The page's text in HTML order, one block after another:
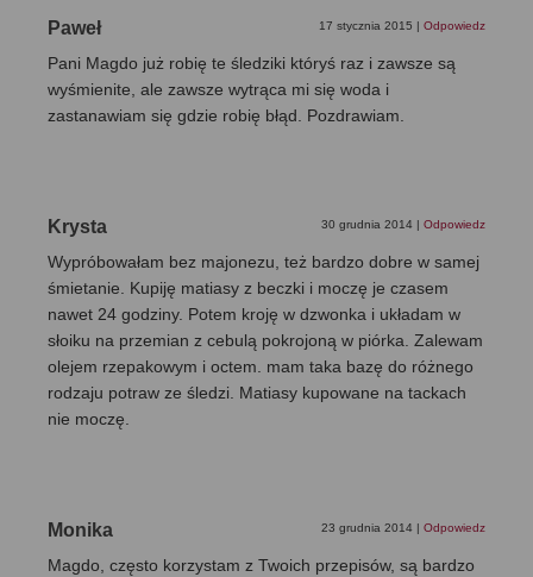
Paweł 17 stycznia 2015 | Odpowiedz
Pani Magdo już robię te śledziki któryś raz i zawsze są
wyśmienite, ale zawsze wytrąca mi się woda i
zastanawiam się gdzie robię błąd. Pozdrawiam.
Krysta 30 grudnia 2014 | Odpowiedz
Wypróbowałam bez majonezu, też bardzo dobre w samej
śmietanie. Kupiję matiasy z beczki i moczę je czasem
nawet 24 godziny. Potem kroję w dzwonka i układam w
słoiku na przemian z cebulą pokrojoną w piórka. Zalewam
olejem rzepakowym i octem. mam taka bazę do różnego
rodzaju potraw ze śledzi. Matiasy kupowane na tackach
nie moczę.
Monika 23 grudnia 2014 | Odpowiedz
Magdo, często korzystam z Twoich przepisów, są bardzo